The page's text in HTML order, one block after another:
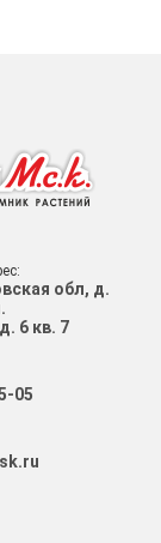
обл, д.
6 кв. 7
05